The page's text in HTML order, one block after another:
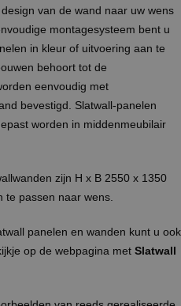
van de wand naar uw wens
montagesysteem bent u
in kleur of uitvoering aan te
behoort tot de
eenvoudig met
bevestigd. Slatwall-panelen
worden in middenmeubilair
zijn H x B 2550 x 1350
te passen naar wens.
panelen en wanden kunt u ook
op de webpagina met Slatwall